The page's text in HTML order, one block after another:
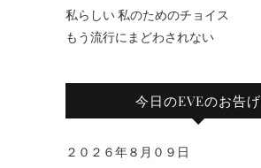
私らしい 私のためのチョイス
もう流行にまどわされない
今日のEVEのお告げ
２０２６年８月０９日